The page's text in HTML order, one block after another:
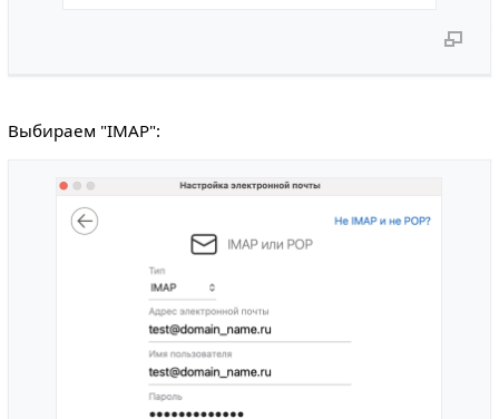
Выбираем "IMAP":